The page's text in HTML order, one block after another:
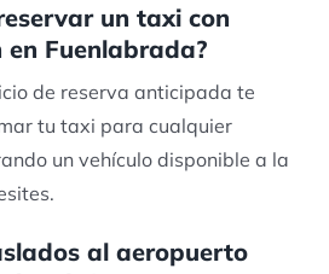
un taxi con
Fuenlabrada?
de reserva anticipada te
tu taxi para cualquier
un vehículo disponible a la
al aeropuerto